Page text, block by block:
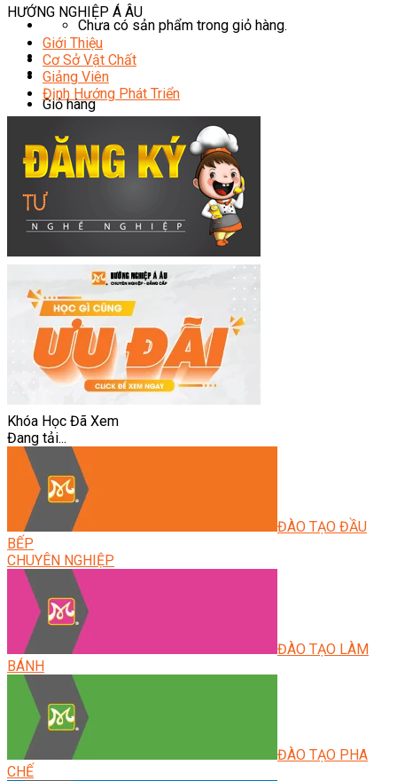
Chưa có sản phẩm trong giỏ hàng.
Giỏ hàng
Chưa có sản phẩm trong giỏ hàng.
HƯỚNG NGHIỆP Á ÂU
Giới Thiệu
Cơ Sở Vật Chất
Giảng Viên
Định Hướng Phát Triển
Khóa Học Đã Xem
Đang tải...
ĐÀO TẠO ĐẦU
BẾP
CHUYÊN NGHIỆP
ĐÀO TẠO LÀM
BÁNH
ĐÀO TẠO PHA
CHẾ